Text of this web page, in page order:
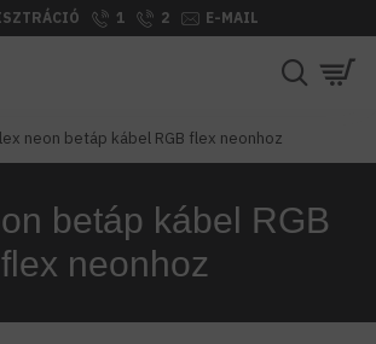
1 2 E-MAIL
neon betáp kábel RGB flex neonhoz
betáp kábel RGB
flex neonhoz